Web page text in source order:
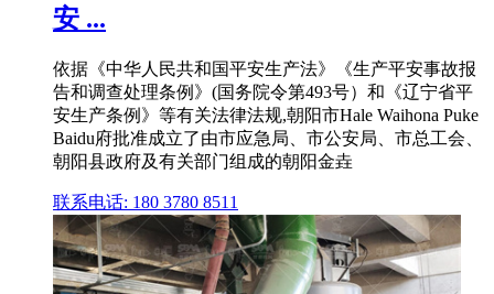
安 ...
依据《中华人民共和国平安生产法》《生产平安事故报
告和调查处理条例》(国务院令第493号）和《辽宁省平
安生产条例》等有关法律法规,朝阳市Hale Waihona Puke
Baidu府批准成立了由市应急局、市公安局、市总工会、
朝阳县政府及有关部门组成的朝阳金垚
联系电话: 180 3780 8511